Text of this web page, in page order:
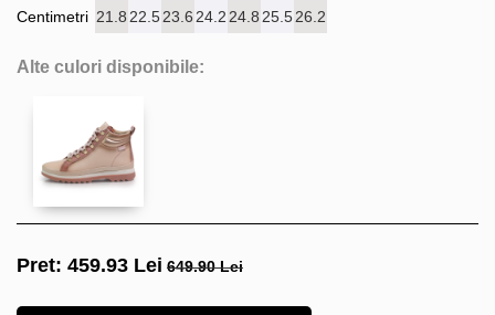
Centimetri 21.8 22.523.6 24.2 24.8 25.526.2
Alte culori disponibile:
Pret: 459.93 Lei 649.90 Lei